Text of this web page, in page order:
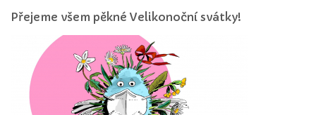
Přejeme všem pěkné Velikonoční svátky!